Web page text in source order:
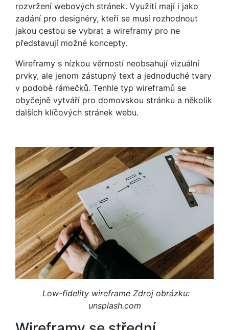
rozvržení webových stránek. Využití mají i jako
zadání pro designéry, kteří se musí rozhodnout
jakou cestou se vybrat a wireframy pro ne
představují možné koncepty.
Wireframy s nízkou věrností neobsahují vizuální
prvky, ale jenom zástupný text a jednoduché tvary
v podobě rámečků. Tenhle typ wireframů se
obyčejně vytváří pro domovskou stránku a několik
dalších klíčových stránek webu.
Low-fidelity wireframe Zdroj obrázku:
unsplash.com